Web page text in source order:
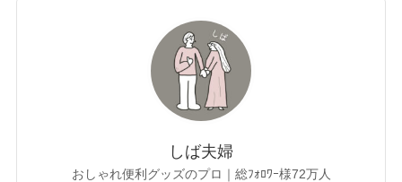
しば夫婦
おしゃれ便利グッズのプロ｜総ﾌｫﾛﾜｰ様72万人